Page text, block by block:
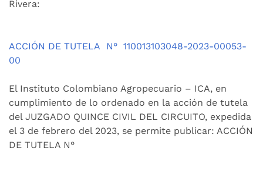
Rivera:
ACCIÓN DE TUTELA N° 110013103048-2023-00053-
00
El Instituto Colombiano Agropecuario – ICA, en
cumplimiento de lo ordenado en la acción de tutela
del JUZGADO QUINCE CIVIL DEL CIRCUITO, expedida
el 3 de febrero del 2023, se permite publicar: ACCIÓN
DE TUTELA N°